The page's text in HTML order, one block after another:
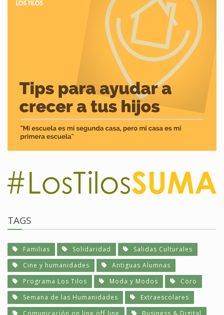
TAGS
Familias Solidaridad
Salidas Culturales
Cine y humanidades
Antiguas Alumnas
Programa Los Tilos
Moda y Modos
Coro
Semana de las Humanidades
Extraescolares
Comunicación on line off line
Business & Digital